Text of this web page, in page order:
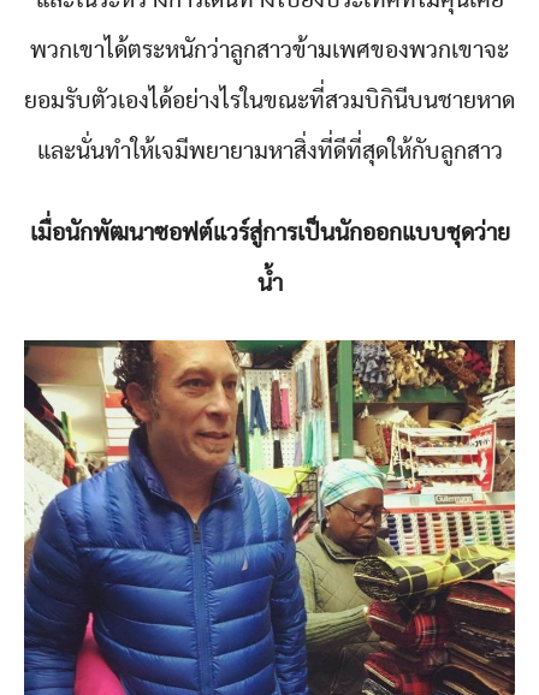
พวกเขาได้ตระหนักว่าลูกสาวข้ามเพศของพวกเขาจะ
ยอมรับตัวเองได้อย่างไรในขณะที่สวมบิกินีบนชายหาด
และนั่นทำให้เจมีพยายามหาสิ่งที่ดีที่สุดให้กับลูกสาว
เมื่อนักพัฒนาซอฟต์แวร์สู่การเป็นนักออกแบบชุดว่าย
น้ำ